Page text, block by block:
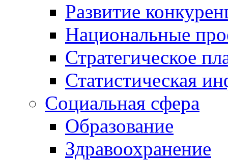
Развитие
Национальные
Стратегическое
Статистическая
Социальная сфера
Образование
Здравоохранение